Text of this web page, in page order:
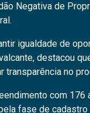
Negativa de
igualdade de
destacou
transparência no
com 176
fase de